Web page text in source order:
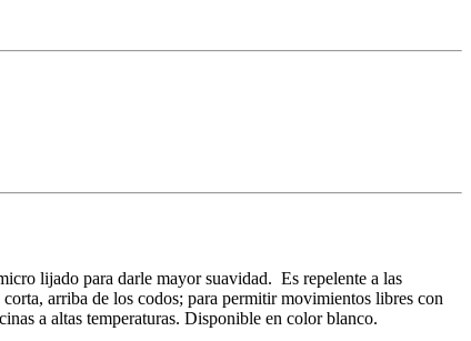
lijado para darle mayor suavidad. Es repelente a las
arriba de los codos; para permitir movimientos libres con
a altas temperaturas. Disponible en color blanco.